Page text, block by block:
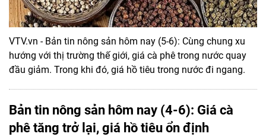
VTV.vn - Bản tin nông sản hôm nay (5-6): Cùng chung xu
hướng với thị trường thế giới, giá cà phê trong nước quay
đầu giảm. Trong khi đó, giá hồ tiêu trong nước đi ngang.
Bản tin nông sản hôm nay (4-6): Giá cà
phê tăng trở lại, giá hồ tiêu ổn định